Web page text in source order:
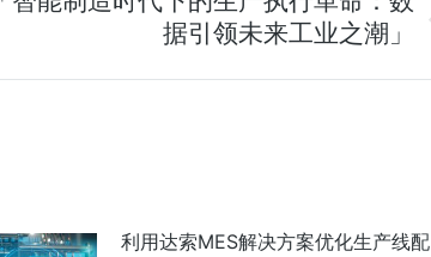
据引领未来工业之潮」
利用达索MES解决方案优化生产线配